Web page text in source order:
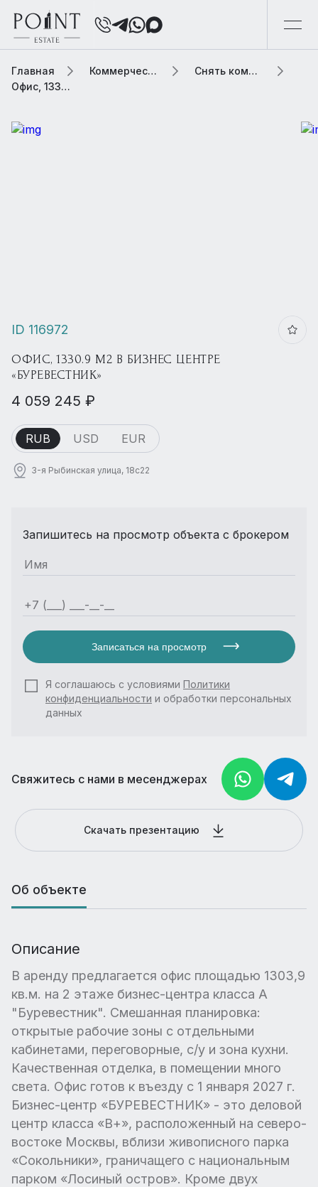
Главная Коммерческая элитная недвижимость
Снять коммерческую недвижимость
Офис, 1330.9 м2 В бизнес центре «Буревестник»
ID 116972
ОФИС, 1330.9 М2 В БИЗНЕС ЦЕНТРЕ
«БУРЕВЕСТНИК»
4 059 245 ₽
RUB USD EUR
3-я Рыбинская улица, 18с22
Запишитесь на просмотр объекта с брокером
Записаться на просмотр
Я соглашаюсь с условиями Политики
конфиденциальности и обработки персональных
данных
Свяжитесь с нами в месенджерах
Скачать презентацию
Об объекте
Описание
В аренду предлагается офис площадью 1303,9
кв.м. на 2 этаже бизнес-центра класса А
"Буревестник". Смешанная планировка:
открытые рабочие зоны с отдельными
кабинетами, переговорные, с/у и зона кухни.
Качественная отделка, в помещении много
света. Офис готов к въезду с 1 января 2027 г.
Бизнес-центр «БУРЕВЕСТНИК» - это деловой
центр класса «В+», расположенный на северо-
востоке Москвы, вблизи живописного парка
«Сокольники», граничащего с национальным
парком «Лосиный остров». Кроме двух